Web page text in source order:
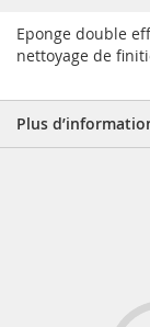
Eponge double
nettoyage de
Plus